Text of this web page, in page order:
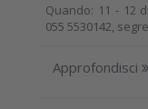
Quando: 11 - 12
055 5530142,
Approfondisci